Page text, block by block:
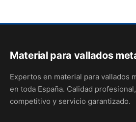
Material para vallados
Expertos en material para vallados
en toda España. Calidad
competitivo y servicio garantizado.